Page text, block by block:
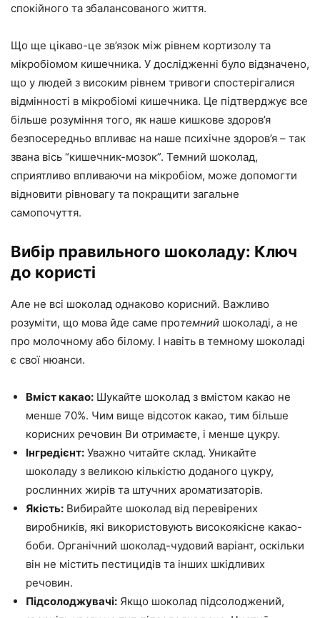
спокійного та збалансованого життя.
Що ще цікаво-це зв’язок між рівнем кортизолу та
мікробіомом кишечника. У дослідженні було відзначено,
що у людей з високим рівнем тривоги спостерігалися
відмінності в мікробіомі кишечника. Це підтверджує все
більше розуміння того, як наше кишкове здоров’я
безпосередньо впливає на наше психічне здоров’я – так
звана вісь “кишечник-мозок”. Темний шоколад,
сприятливо впливаючи на мікробіом, може допомогти
відновити рівновагу та покращити загальне
самопочуття.
Вибір правильного шоколаду: Ключ
до користі
Але не всі шоколад однаково корисний. Важливо
розуміти, що мова йде саме протемний шоколаді, а не
про молочному або білому. І навіть в темному шоколаді
є свої нюанси.
Вміст какао: Шукайте шоколад з вмістом какао не
менше 70%. Чим вище відсоток какао, тим більше
корисних речовин Ви отримаєте, і менше цукру.
Інгредієнт: Уважно читайте склад. Уникайте
шоколаду з великою кількістю доданого цукру,
рослинних жирів та штучних ароматизаторів.
Якість: Вибирайте шоколад від перевірених
виробників, які використовують високоякісне какао-
боби. Органічний шоколад-чудовий варіант, оскільки
він не містить пестицидів та інших шкідливих
речовин.
Підсолоджувачі: Якщо шоколад підсолоджений,